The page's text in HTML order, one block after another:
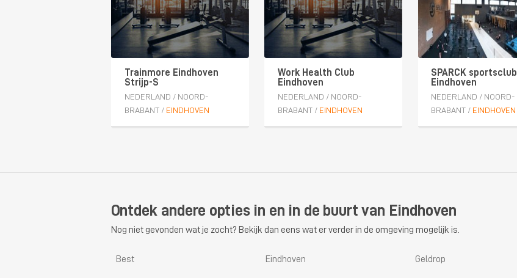
Trainmore Eindhoven
Strijp-S
NEDERLAND / NOORD-
BRABANT/ EINDHOVEN
Work Health Club
Eindhoven
NEDERLAND / NOORD-
BRABANT/ EINDHOVEN
SPARCK sportsclub
Eindhoven
NEDERLAND / NOORD-
BRABANT / EINDHOVEN
Ontdek andere opties in en in de buurt van Eindhoven
Nog niet gevonden wat je zocht? Bekijk dan eens wat er verder in de omgeving mogelijk is.
Best Eindhoven Geldrop